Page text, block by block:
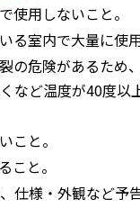
使用しないこと。
る室内で大量に使
の危険があるため
など温度が40度以
こと。
こと。
仕様・外観など予